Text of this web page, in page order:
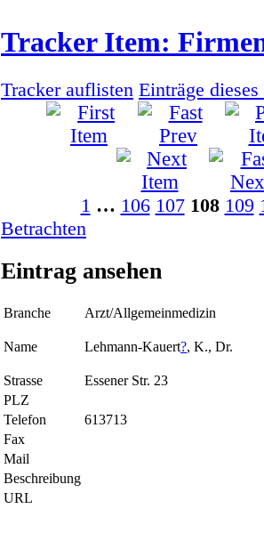
Tracker Item:
Tracker auflisten Einträge
1 … 106 107 108 109
Betrachten
Eintrag ansehen
Branche Arzt/Allgemeinmedizin
Name Lehmann-Kauert?, K., Dr.
Strasse
Essener Str. 23
PLZ
Telefon
613713
Fax
Mail
Beschreibung
URL